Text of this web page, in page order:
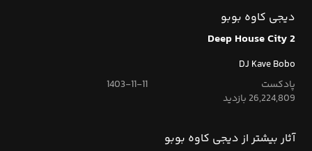
دیجی کاوه بوبو
Deep House City 2
DJ Kave Bobo
پادکست
1403-11-11
26,224,809 بازدید
آثار بیشتر از دیجی کاوه بوبو